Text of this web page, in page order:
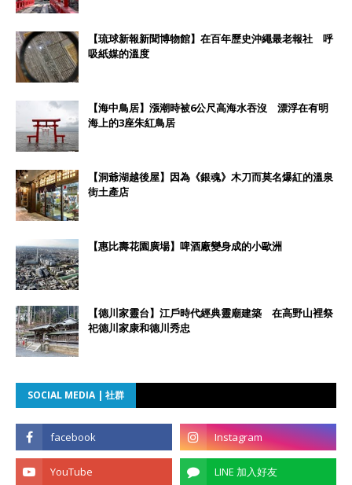
【琉球新報新聞博物館】在百年歷史沖繩最老報社 呼
吸紙媒的溫度
【海中鳥居】漲潮時被6公尺高海水吞沒 漂浮在有明
海上的3座朱紅鳥居
【洞爺湖越後屋】因為《銀魂》木刀而莫名爆紅的溫泉
街土產店
【惠比壽花園廣場】啤酒廠變身成的小歐洲
【德川家靈台】江戶時代經典靈廟建築 在高野山裡祭
祀德川家康和德川秀忠
SOCIAL MEDIA | 社群